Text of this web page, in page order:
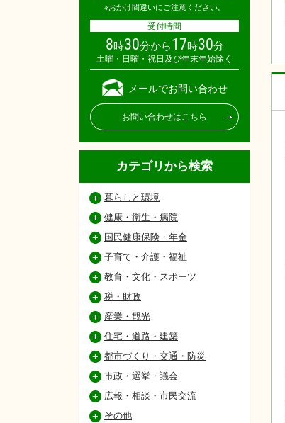
※おかけ間違いにご注意ください。
受付時間
8時30分から17時30分
土曜・日曜・祝日及び年末年始除く
メールでお問い合わせ
お問い合わせはこちら
カテゴリから検索
暮らしと環境
健康・衛生・病院
国民健康保険・年金
子育て・介護・福祉
教育・文化・スポーツ
税・財政
産業・観光
住宅・道路・建築
都市づくり・交通・防災
市政・選挙・議会
広報・相談・市民交流
その他